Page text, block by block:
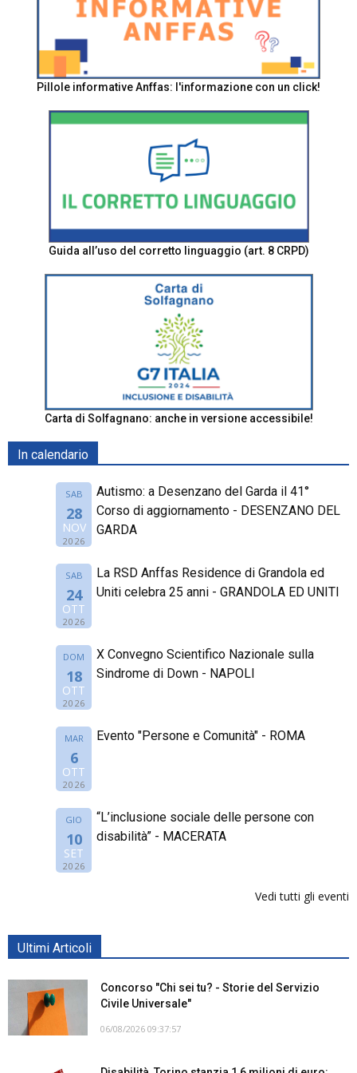
Pillole informative Anffas: l'informazione con un click!
Guida all’uso del corretto linguaggio (art. 8 CRPD)
Carta di Solfagnano: anche in versione accessibile!
In calendario
SAB
28
NOV
2026
Autismo: a Desenzano del Garda il 41°
Corso di aggiornamento - DESENZANO DEL
GARDA
SAB
24
OTT
2026
La RSD Anffas Residence di Grandola ed
Uniti celebra 25 anni - GRANDOLA ED UNITI
DOM
18
OTT
2026
X Convegno Scientifico Nazionale sulla
Sindrome di Down - NAPOLI
MAR
6
OTT
2026
Evento "Persone e Comunità" - ROMA
GIO
10
SET
2026
“L’inclusione sociale delle persone con
disabilità” - MACERATA
Vedi tutti gli eventi
Ultimi Articoli
Concorso "Chi sei tu? - Storie del Servizio
Civile Universale"
06/08/2026 09:37:57